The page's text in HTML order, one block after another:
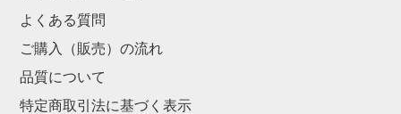
よくある質問
ご購入（販売）の流れ
品質について
特定商取引法に基づく表示